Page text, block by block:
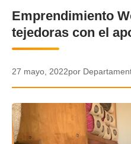
DEPORTES
ENTRETENIMIENTO Y
POLICIAL
AUDIOS
Emprendimiento
tejedoras con el
27 mayo, 2022por